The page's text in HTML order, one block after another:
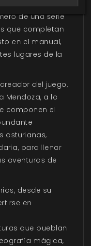
de una serie
que completan
en el manual,
lugares de la
del juego,
Mendoza, a lo
componen el
asturianas,
para llenar
aventuras de
desde su
en
que pueblan
mágica,